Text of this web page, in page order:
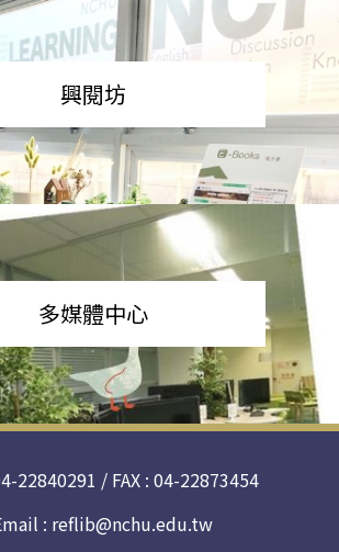
興閱坊
多媒體中心
22840291 / FAX : 04-22873454
: reflib@nchu.edu.tw